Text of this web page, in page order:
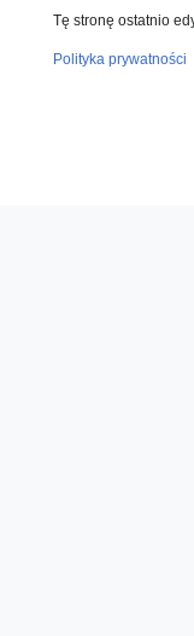
Tę stronę ostatnio
Polityka prywatności